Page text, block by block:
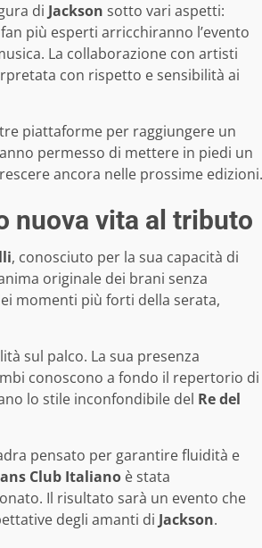
di Jackson sotto vari aspetti:
più esperti arricchiranno l’evento
La collaborazione con artisti
con rispetto e sensibilità ai
piattaforme per raggiungere un
permesso di mettere in piedi un
ancora nelle prossime edizioni.
nuova vita al tributo
, conosciuto per la sua capacità di
originale dei brani senza
momenti più forti della serata,
sul palco. La sua presenza
conoscono a fondo il repertorio di
lo stile inconfondibile del Re del
pensato per garantire fluidità e
Club Italiano è stata
Il risultato sarà un evento che
degli amanti di Jackson.